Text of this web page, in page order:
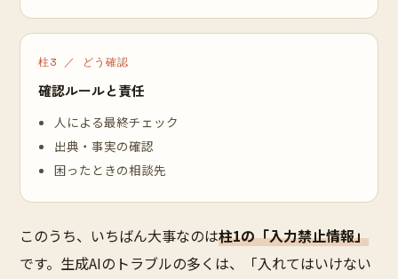
柱3 ／ どう確認
確認ルールと責任
人による最終チェック
出典・事実の確認
困ったときの相談先
このうち、いちばん大事なのは柱1の「入力禁止情報」
です。生成AIのトラブルの多くは、「入れてはいけない